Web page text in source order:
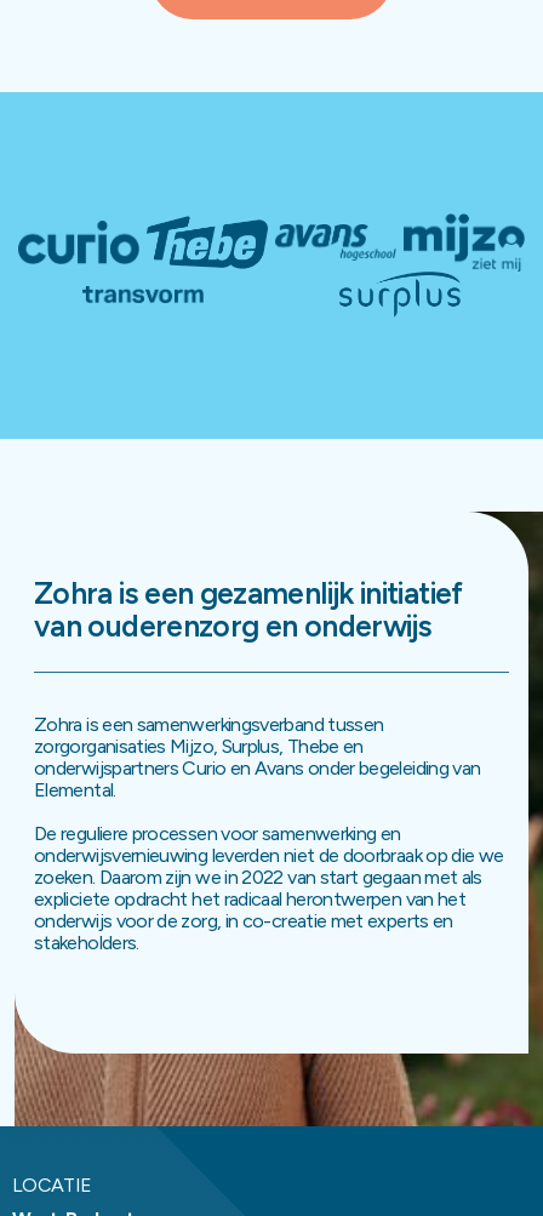
Zohra is een gezamenlijk initiatief
van ouderenzorg en onderwijs
Zohra is een samenwerkingsverband tussen
zorgorganisaties Mijzo, Surplus, Thebe en
onderwijspartners Curio en Avans onder begeleiding van
Elemental.
De reguliere processen voor samenwerking en
onderwijsvernieuwing leverden niet de doorbraak op die we
zoeken. Daarom zijn we in 2022 van start gegaan met als
expliciete opdracht het radicaal herontwerpen van het
onderwijs voor de zorg, in co-creatie met experts en
stakeholders.
LOCATIE